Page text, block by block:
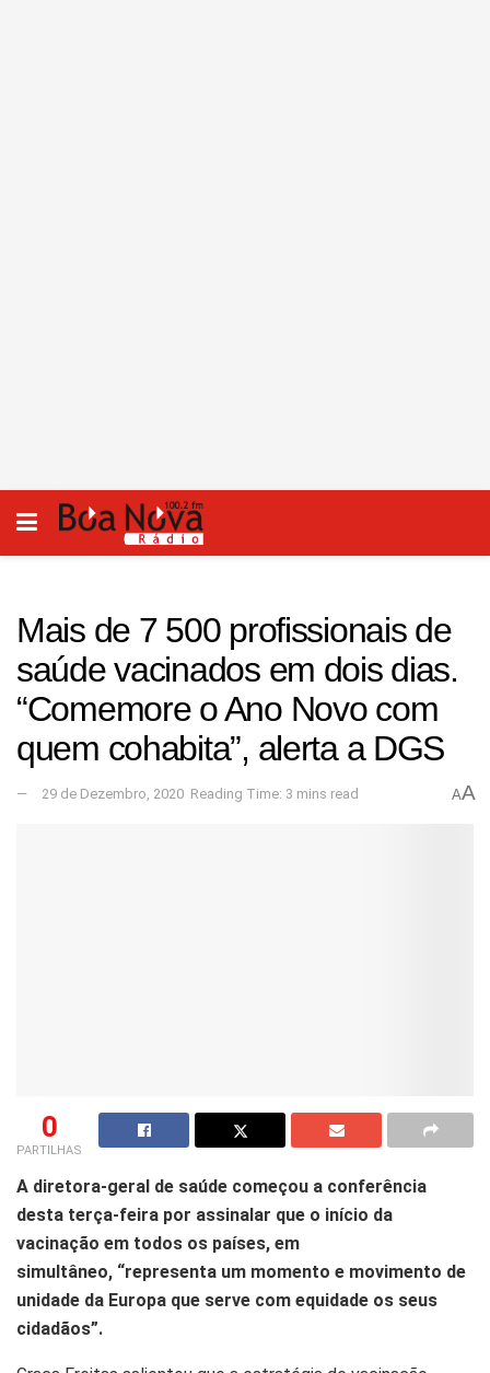
Mais de 7 500 profissionais de
saúde vacinados em dois dias.
“Comemore o Ano Novo com
quem cohabita”, alerta a DGS
29 de Dezembro, 2020 Reading Time: 3 mins read AA
0
PARTILHAS
A diretora-geral de saúde começou a conferência
desta terça-feira por assinalar que o início da
vacinação em todos os países, em
simultâneo, “representa um momento e movimento de
unidade da Europa que serve com equidade os seus
cidadãos”.